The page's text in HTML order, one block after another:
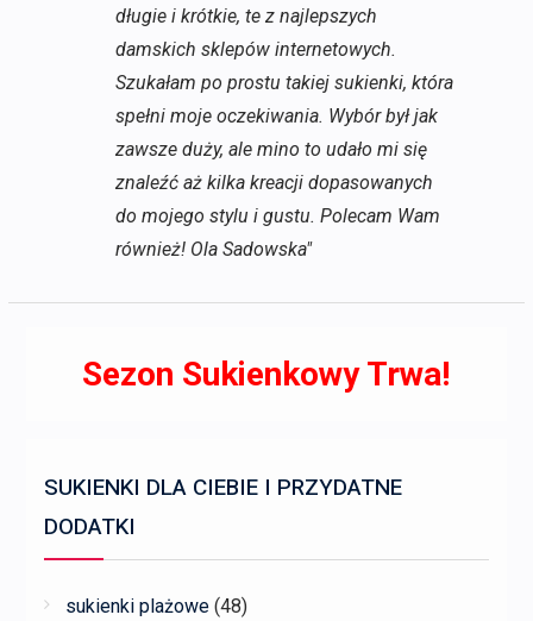
długie i krótkie, te z najlepszych
damskich sklepów internetowych.
Szukałam po prostu takiej sukienki, która
spełni moje oczekiwania. Wybór był jak
zawsze duży, ale mino to udało mi się
znaleźć aż kilka kreacji dopasowanych
do mojego stylu i gustu. Polecam Wam
również! Ola Sadowska"
Sezon Sukienkowy Trwa!
SUKIENKI DLA CIEBIE I PRZYDATNE
DODATKI
sukienki plażowe (48)